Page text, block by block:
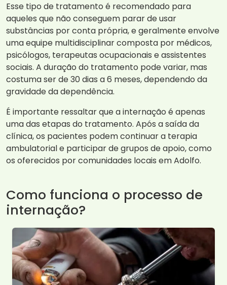
Esse tipo de tratamento é recomendado para
aqueles que não conseguem parar de usar
substâncias por conta própria, e geralmente envolve
uma equipe multidisciplinar composta por médicos,
psicólogos, terapeutas ocupacionais e assistentes
sociais. A duração do tratamento pode variar, mas
costuma ser de 30 dias a 6 meses, dependendo da
gravidade da dependência.
É importante ressaltar que a internação é apenas
uma das etapas do tratamento. Após a saída da
clínica, os pacientes podem continuar a terapia
ambulatorial e participar de grupos de apoio, como
os oferecidos por comunidades locais em Adolfo.
Como funciona o processo de
internação?